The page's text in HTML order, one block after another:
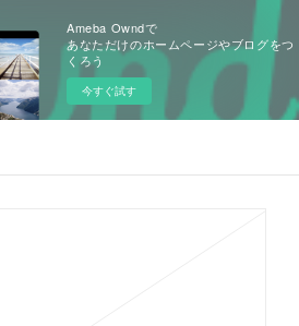
Ameba Owndで
あなただけのホームページやブログをつ
くろう
今すぐ試す